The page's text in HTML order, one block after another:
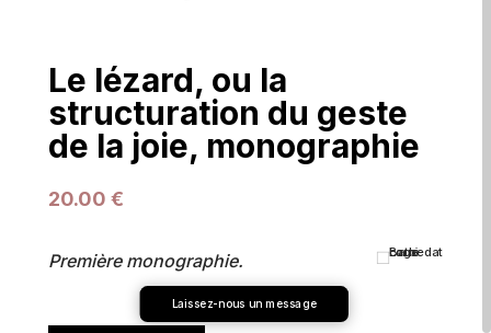
Le lézard, ou la
structuration du geste
de la joie, monographie
20.00 €
Première monographie.
Laissez-nous un message